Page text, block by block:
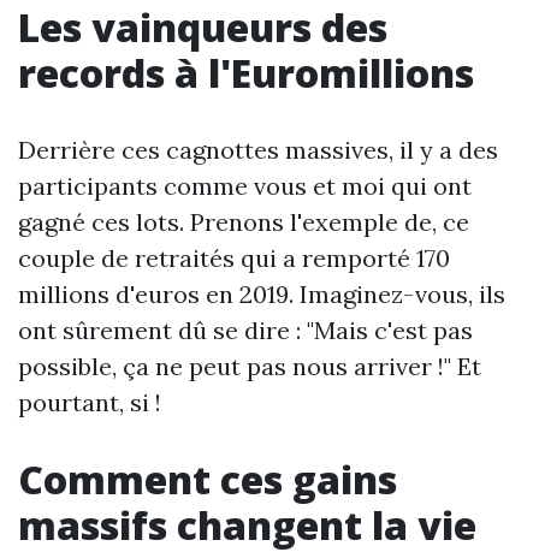
Les vainqueurs des
records à l'Euromillions
Derrière ces cagnottes massives, il y a des
participants comme vous et moi qui ont
gagné ces lots. Prenons l'exemple de, ce
couple de retraités qui a remporté 170
millions d'euros en 2019. Imaginez-vous, ils
ont sûrement dû se dire : "Mais c'est pas
possible, ça ne peut pas nous arriver !" Et
pourtant, si !
Comment ces gains
massifs changent la vie